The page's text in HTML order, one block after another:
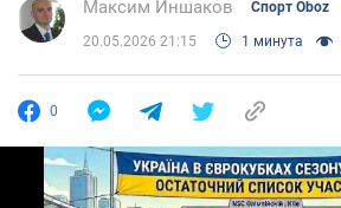
Максим Иншаков Спорт Oboz
20.05.2026 21:15 1 минута
0